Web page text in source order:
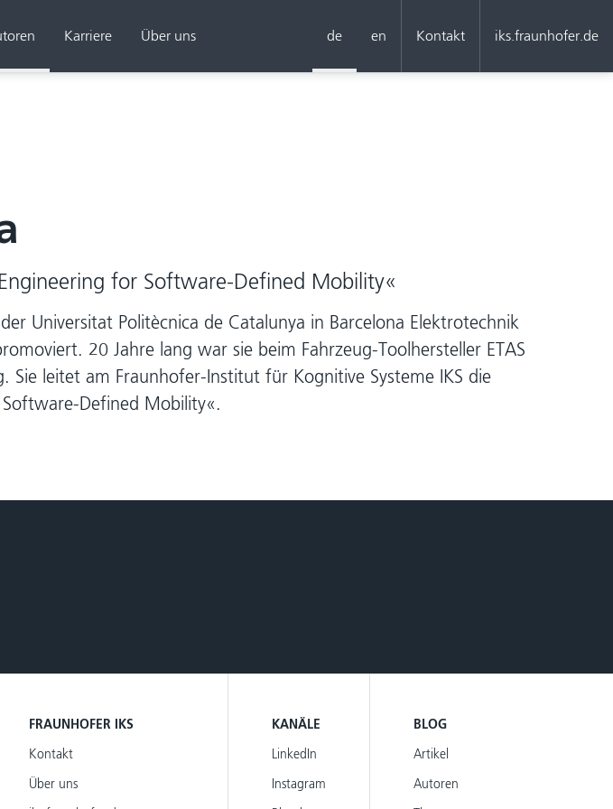
Karriere Über uns de en Kontakt iks.fraunhofer.de
for Software-Defined Mobility«
Universitat Politècnica de Catalunya in Barcelona Elektrotechnik
20 Jahre lang war sie beim Fahrzeug-Toolhersteller ETAS
Sie leitet am Fraunhofer-Institut für Kognitive Systeme IKS die
Defined Mobility«.
FRAUNHOFER IKS
Kontakt
Über uns
KANÄLE
LinkedIn
Instagram
BLOG
Artikel
Autoren